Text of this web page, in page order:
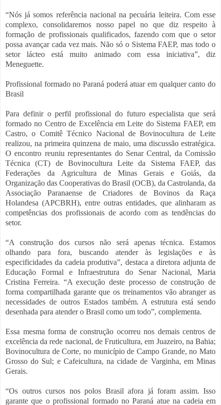
“Nós já somos referência nacional na pecuária leiteira. Com esse
complexo, consolidaremos nosso papel no que diz respeito à
formação de profissionais qualificados, fazendo com que o setor
possa avançar cada vez mais. Não só o Sistema FAEP, mas todo o
setor lácteo está muito animado com essa iniciativa”, diz
Meneguette.
Profissional formado no Paraná poderá atuar em qualquer canto do
Brasil
Para definir o perfil profissional do futuro especialista que será
formado no Centro de Excelência em Leite do Sistema FAEP, em
Castro, o Comitê Técnico Nacional de Bovinocultura de Leite
realizou, na primeira quinzena de maio, uma discussão estratégica.
O encontro reuniu representantes do Senar Central, da Comissão
Técnica (CT) de Bovinocultura Leite da Sistema FAEP, das
Federações da Agricultura de Minas Gerais e Goiás, da
Organização das Cooperativas do Brasil (OCB), da Castrolanda, da
Associação Paranaense de Criadores de Bovinos da Raça
Holandesa (APCBRH), entre outras entidades, que alinharam as
competências dos profissionais de acordo com as tendências do
setor.
“A construção dos cursos não será apenas técnica. Estamos
olhando para fora, buscando atender às legislações e às
especificidades da cadeia produtiva”, destaca a diretora adjunta de
Educação Formal e Infraestrutura do Senar Nacional, Maria
Cristina Ferreira. “A execução deste processo de construção de
forma compartilhada garante que os treinamentos vão abranger as
necessidades de outros Estados também. A estrutura está sendo
desenhada para atender o Brasil como um todo”, complementa.
Essa mesma forma de construção ocorreu nos demais centros de
excelência da rede nacional, de Fruticultura, em Juazeiro, na Bahia;
Bovinocultura de Corte, no município de Campo Grande, no Mato
Grosso do Sul; e Cafeicultura, na cidade de Varginha, em Minas
Gerais.
“Os outros cursos nos polos Brasil afora já foram assim. Isso
garante que o profissional formado no Paraná atue na cadeia em